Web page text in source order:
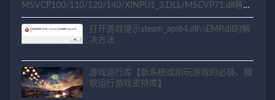
MSVCP100/110/120/140/XINPU1_3.DLL/MSCVP71.dll等相
关问题解决方法
打开游戏提示steam_api64.dll\\EMP.dll的解
决方法
游戏运行库【新系统或刚玩游戏的必装、微
软运行游戏支持库】